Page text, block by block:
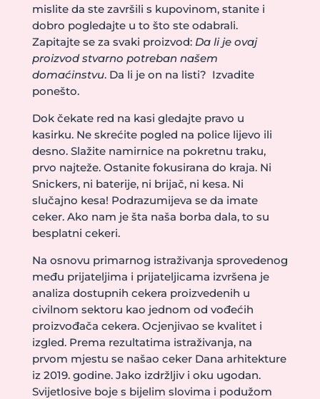
mislite da ste završili s kupovinom, stanite i
dobro pogledajte u to što ste odabrali.
Zapitajte se za svaki proizvod: Da li je ovaj
proizvod stvarno potreban našem
domaćinstvu. Da li je on na listi? Izvadite
ponešto.
Dok čekate red na kasi gledajte pravo u
kasirku. Ne skrećite pogled na police lijevo ili
desno. Slažite namirnice na pokretnu traku,
prvo najteže. Ostanite fokusirana do kraja. Ni
Snickers, ni baterije, ni brijač, ni kesa. Ni
slučajno kesa! Podrazumijeva se da imate
ceker. Ako nam je šta naša borba dala, to su
besplatni cekeri.
Na osnovu primarnog istraživanja sprovedenog
među prijateljima i prijateljicama izvršena je
analiza dostupnih cekera proizvedenih u
civilnom sektoru kao jednom od vođećih
proizvođača cekera. Ocjenjivao se kvalitet i
izgled. Prema rezultatima istraživanja, na
prvom mjestu se našao ceker Dana arhitekture
iz 2019. godine. Jako izdržljiv i oku ugodan.
Svijetlosive boje s bijelim slovima i podužom